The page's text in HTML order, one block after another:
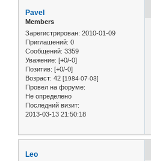
Pavel
Members
Зарегистрирован: 2010-01-09
Приглашений: 0
Сообщений: 3359
Уважение: [+0/-0]
Позитив: [+0/-0]
Возраст: 42 [1984-07-03]
Провел на форуме:
Не определено
Последний визит:
2013-03-13 21:50:18
Leo